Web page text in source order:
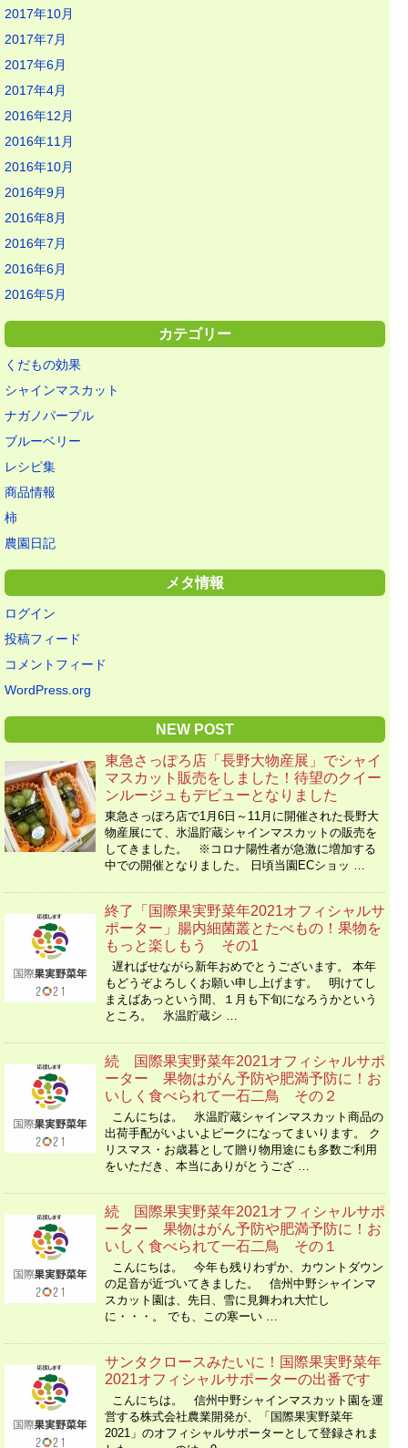
2017年10月
2017年7月
2017年6月
2017年4月
2016年12月
2016年11月
2016年10月
2016年9月
2016年8月
2016年7月
2016年6月
2016年5月
カテゴリー
くだもの効果
シャインマスカット
ナガノパープル
ブルーベリー
レシピ集
商品情報
柿
農園日記
メタ情報
ログイン
投稿フィード
コメントフィード
WordPress.org
NEW POST
東急さっぽろ店「長野大物産展」でシャイ
マスカット販売をしました！待望のクイー
ンルージュもデビューとなりました
東急さっぽろ店で1月6日～11月に開催された長野大
物産展にて、氷温貯蔵シャインマスカットの販売を
してきました。 ※コロナ陽性者が急激に増加する
中での開催となりました。 日頃当園ECショッ …
終了「国際果実野菜年2021オフィシャルサ
ポーター」腸内細菌叢とたべもの！果物を
もっと楽しもう その1
遅ればせながら新年おめでとうございます。 本年
もどうぞよろしくお願い申し上げます。 明けてし
まえばあっという間、１月も下旬になろうかという
ところ。 氷温貯蔵シ …
続 国際果実野菜年2021オフィシャルサポ
ーター 果物はがん予防や肥満予防に！お
いしく食べられて一石二鳥 その２
こんにちは。 氷温貯蔵シャインマスカット商品の
出荷手配がいよいよピークになってまいります。 ク
リスマス・お歳暮として贈り物用途にも多数ご利用
をいただき、本当にありがとうござ …
続 国際果実野菜年2021オフィシャルサポ
ーター 果物はがん予防や肥満予防に！お
いしく食べられて一石二鳥 その１
こんにちは。 今年も残りわずか、カウントダウン
の足音が近づいてきました。 信州中野シャインマ
スカット園は、先日、雪に見舞われ大忙し
に・・・。 でも、この寒ーい …
サンタクロースみたいに！国際果実野菜年
2021オフィシャルサポーターの出番です
こんにちは。 信州中野シャインマスカット園を運
営する株式会社農業開発が、「国際果実野菜年
2021」のオフィシャルサポーターとして登録されま